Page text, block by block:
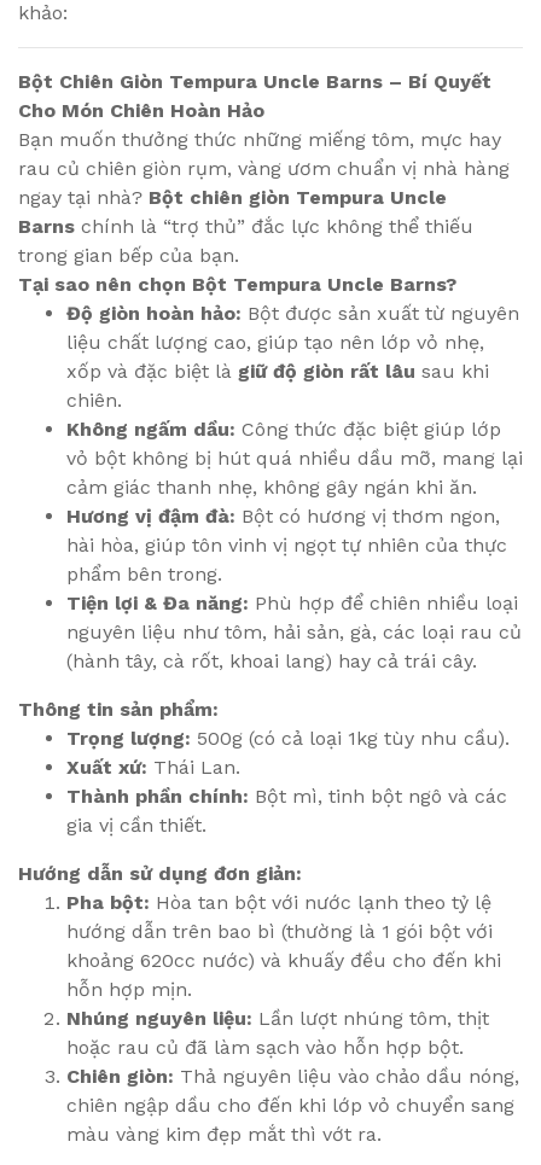
khảo:
Bột Chiên Giòn Tempura Uncle Barns – Bí Quyết
Cho Món Chiên Hoàn Hảo
Bạn muốn thưởng thức những miếng tôm, mực hay
rau củ chiên giòn rụm, vàng ươm chuẩn vị nhà hàng
ngay tại nhà? Bột chiên giòn Tempura Uncle
Barns chính là “trợ thủ” đắc lực không thể thiếu
trong gian bếp của bạn.
Tại sao nên chọn Bột Tempura Uncle Barns?
Độ giòn hoàn hảo: Bột được sản xuất từ nguyên
liệu chất lượng cao, giúp tạo nên lớp vỏ nhẹ,
xốp và đặc biệt là giữ độ giòn rất lâu sau khi
chiên.
Không ngấm dầu: Công thức đặc biệt giúp lớp
vỏ bột không bị hút quá nhiều dầu mỡ, mang lại
cảm giác thanh nhẹ, không gây ngán khi ăn.
Hương vị đậm đà: Bột có hương vị thơm ngon,
hài hòa, giúp tôn vinh vị ngọt tự nhiên của thực
phẩm bên trong.
Tiện lợi & Đa năng: Phù hợp để chiên nhiều loại
nguyên liệu như tôm, hải sản, gà, các loại rau củ
(hành tây, cà rốt, khoai lang) hay cả trái cây.
Thông tin sản phẩm:
Trọng lượng: 500g (có cả loại 1kg tùy nhu cầu).
Xuất xứ: Thái Lan.
Thành phần chính: Bột mì, tinh bột ngô và các
gia vị cần thiết.
Hướng dẫn sử dụng đơn giản:
Pha bột: Hòa tan bột với nước lạnh theo tỷ lệ
hướng dẫn trên bao bì (thường là 1 gói bột với
khoảng 620cc nước) và khuấy đều cho đến khi
hỗn hợp mịn.
Nhúng nguyên liệu: Lần lượt nhúng tôm, thịt
hoặc rau củ đã làm sạch vào hỗn hợp bột.
Chiên giòn: Thả nguyên liệu vào chảo dầu nóng,
chiên ngập dầu cho đến khi lớp vỏ chuyển sang
màu vàng kim đẹp mắt thì vớt ra.